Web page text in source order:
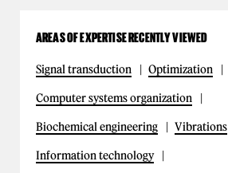
AREAS OF EXPERTISE RECENTLY VIEWED
Signal transduction
Optimization
Computer systems organization
Biochemical engineering
Vibrations
Information technology